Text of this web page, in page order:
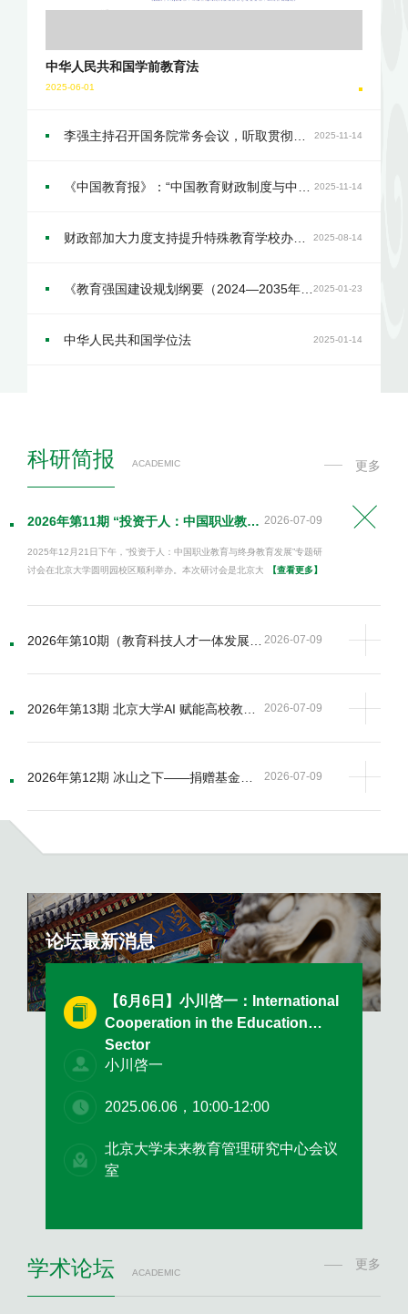
中华人民共和国学前教育法
2025-06-01
2025-11-14
2025-11-14
2025-08-14
2025-01-23
2025-01-14
中华人民共和国学位法
科研简报 ACADEMIC 更多
2026-07-09
2026年第11期 “投资于人：中国职业教育与终身教育发展”专题研讨会会议综述
2025年12月21日下午，“投资于人：中国职业教育与终身教育发展”专题研
讨会在北京大学圆明园校区顺利举办。本次研讨会是北京大学中国教育财
略学会教育财政专业委员会年会的重要组成部分。研讨会围绕“投资于
和制度支撑。与会学者和行业代表主要从学理基础、中等教育回报、学徒
【查看更多】
2026-07-09
2026年第10期（教育科技人才一体发展专刊第2期） 从“985工程”到“双一流”建设：教育财政视角下世界一流大学建设项目制的阶段性反思
史阶段发挥了重要作用。但随着高等教育体系日趋复杂、财政环境发生变
流大学建设的模式，也日益显现出其局限性。本文论述了教育财政项目制
【查看更多】
2026-07-09
2026年第13期 北京大学AI 赋能高校教学、科研和管理高级研修班
日 - 8 月 21 日开课，为期 5 天的北大线下实操研修，依托国内通用大模
Agent，一站式打通办公、教学、数据、科研四大场景痛点，全方位实现
【查看更多】
2026-07-09
2026年第12期 冰山之下——捐赠基金视角下中美高校隐形财务实力比较
大学的较高水平，但从“冰山之下”的捐赠基金来看，中美高校在长期资本
基金会尚未普遍形成能够跨周期反哺学校发展的长期资本体系。中美高校
制度差异。本文从筹资嵌入、规模突破、结构优化和战略嵌入角度对中国
高校基金会的发展提出了相关建议，以更好地服务于高校...
【查看更多】
论坛最新消息
【6月6日】小川啓一：International
Cooperation in the Education
Sector
小川啓一
2025.06.06，10:00-12:00
北京大学未来教育管理研究中心会议
室
学术论坛 ACADEMIC
更多